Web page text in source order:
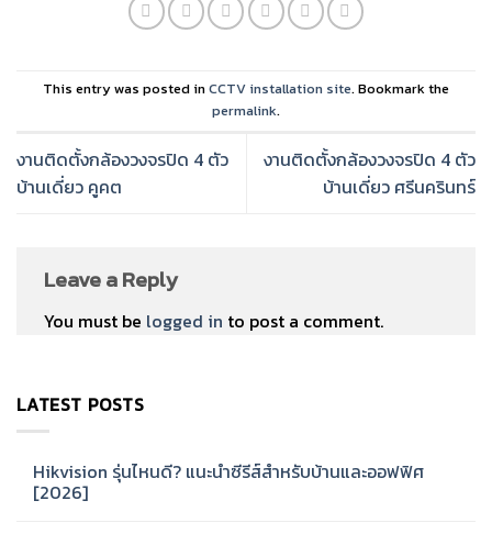
This entry was posted inCCTV installation site. Bookmark the
permalink.
งานติดตั้งกล้องวงจรปิด 4 ตัว
บ้านเดี่ยว คูคต
งานติดตั้งกล้องวงจรปิด 4 ตัว
บ้านเดี่ยว ศรีนครินทร์
Leave a Reply
You must be logged in to post a comment.
LATEST POSTS
Hikvision รุ่นไหนดี? แนะนำซีรีส์สำหรับบ้านและออฟฟิศ
[2026]